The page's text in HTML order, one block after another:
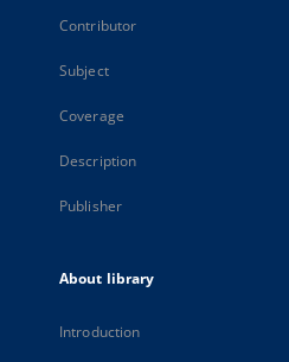
Contributor
Subject
Coverage
Description
Publisher
About library
Introduction